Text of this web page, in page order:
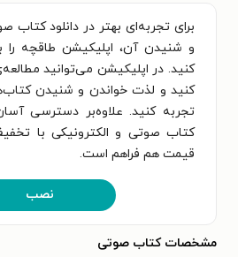
و شنیدن آن، اپلیکیشن طاقچه
کنید. در اپلیکیشن می‌توانید
کنید و لذت خواندن و شنیدن
تجربه کنید. علاوه‌بر دسترسی
کتاب صوتی و الکترونیکی با
قیمت هم فراهم است.
نصب
مشخصات کتاب صوتی